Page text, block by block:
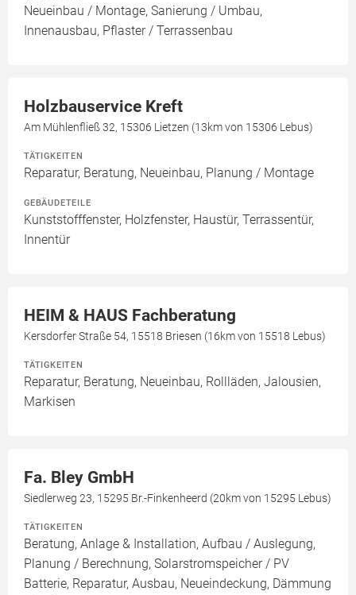
Neueinbau / Montage, Sanierung / Umbau,
Innenausbau, Pflaster / Terrassenbau
Holzbauservice Kreft
Am Mühlenfließ 32, 15306 Lietzen (13km von 15306 Lebus)
TÄTIGKEITEN
Reparatur, Beratung, Neueinbau, Planung / Montage
GEBÄUDETEILE
Kunststofffenster, Holzfenster, Haustür, Terrassentür,
Innentür
HEIM & HAUS Fachberatung
Kersdorfer Straße 54, 15518 Briesen (16km von 15518 Lebus)
TÄTIGKEITEN
Reparatur, Beratung, Neueinbau, Rollläden, Jalousien,
Markisen
Fa. Bley GmbH
Siedlerweg 23, 15295 Br.-Finkenheerd (20km von 15295 Lebus)
TÄTIGKEITEN
Beratung, Anlage & Installation, Aufbau / Auslegung,
Planung / Berechnung, Solarstromspeicher / PV
Batterie, Reparatur, Ausbau, Neueindeckung, Dämmung